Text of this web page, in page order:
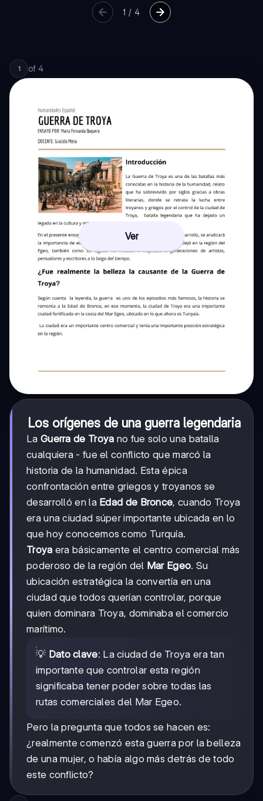
1 /4
1 of 4
Ver
Los orígenes de una guerra legendaria
La Guerra de Troya no fue solo una batalla
cualquiera - fue el conflicto que marcó la
historia de la humanidad. Esta épica
confrontación entre griegos y troyanos se
desarrolló en la Edad de Bronce, cuando Troya
era una ciudad súper importante ubicada en lo
que hoy conocemos como Turquía.
Troya era básicamente el centro comercial más
poderoso de la región del Mar Egeo. Su
ubicación estratégica la convertía en una
ciudad que todos querían controlar, porque
quien dominara Troya, dominaba el comercio
marítimo.
💡 Dato clave: La ciudad de Troya era tan
importante que controlar esta región
significaba tener poder sobre todas las
rutas comerciales del Mar Egeo.
Pero la pregunta que todos se hacen es:
¿realmente comenzó esta guerra por la belleza
de una mujer, o había algo más detrás de todo
este conflicto?